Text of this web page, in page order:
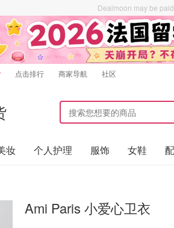
Dealmoon may be
点击排行 商家导航 社区
妆 个人护理 服饰 女鞋
Ami Paris 小爱心卫衣